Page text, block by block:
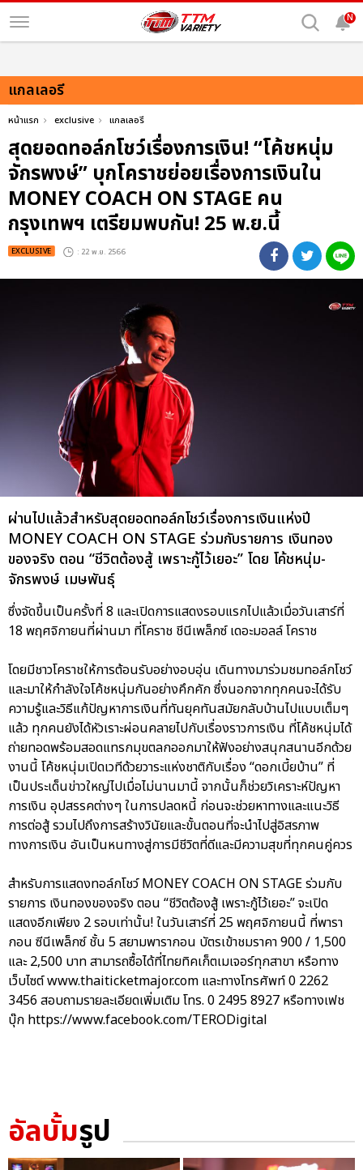
N
แกลเลอรี
หน้าแรก exclusive แกลเลอรี
สุดยอดทอล์กโชว์เรื่องการเงิน! “โค้ชหนุ่ม
จักรพงษ์” บุกโคราชย่อยเรื่องการเงินใน
MONEY COACH ON STAGE คน
กรุงเทพฯ เตรียมพบกัน! 25 พ.ย.นี้
EXCLUSIVE : 22 พ.ย. 2566
ผ่านไปแล้วสำหรับสุดยอดทอล์กโชว์เรื่องการเงินแห่งปี
MONEY COACH ON STAGE ร่วมกับรายการ เงินทอง
ของจริง ตอน “ชีวิตต้องสู้ เพราะกู้ไว้เยอะ” โดย โค้ชหนุ่ม-
จักรพงษ์ เมษพันธุ์
ซึ่งจัดขึ้นเป็นครั้งที่ 8 และเปิดการแสดงรอบแรกไปแล้วเมื่อวันเสาร์ที่
18 พฤศจิกายนที่ผ่านมา ที่โคราช ชีนีเพล็กซ์ เดอะมอลล์ โคราช
โดยมีชาวโคราชให้การต้อนรับอย่างอบอุ่น เดินทางมาร่วมชมทอล์กโชว์
และมาให้กำลังใจโค้ชหนุ่มกันอย่างคึกคัก ซึ่งนอกจากทุกคนจะได้รับ
ความรู้และวิธีแก้ปัญหาการเงินที่ทันยุคทันสมัยกลับบ้านไปแบบเต็มๆ
แล้ว ทุกคนยังได้หัวเราะผ่อนคลายไปกับเรื่องราวการเงิน ที่โค้ชหนุ่มได้
ถ่ายทอดพร้อมสอดแทรกมุขตลกออกมาให้ฟังอย่างสนุกสนานอีกด้วย
งานนี้ โค้ชหนุ่มเปิดเวทีด้วยวาระแห่งชาติกับเรื่อง “ดอกเบี้ยบ้าน” ที่
เป็นประเด็นข่าวใหญ่ไปเมื่อไม่นานมานี้ จากนั้นก็ช่วยวิเคราะห์ปัญหา
การเงิน อุปสรรคต่างๆ ในการปลดหนี้ ก่อนจะช่วยหาทางและแนะวิธี
การต่อสู้ รวมไปถึงการสร้างวินัยและขั้นตอนที่จะนำไปสู่อิสรภาพ
ทางการเงิน อันเป็นหนทางสู่การมีชีวิตที่ดีและมีความสุขที่ทุกคนคู่ควร
สำหรับการแสดงทอล์กโชว์ MONEY COACH ON STAGE ร่วมกับ
รายการ เงินทองของจริง ตอน “ชีวิตต้องสู้ เพราะกู้ไว้เยอะ” จะเปิด
แสดงอีกเพียง 2 รอบเท่านั้น! ในวันเสาร์ที่ 25 พฤศจิกายนนี้ ที่พารา
กอน ซีนีเพล็กซ์ ชั้น 5 สยามพารากอน บัตรเข้าชมราคา 900 / 1,500
และ 2,500 บาท สามารถซื้อได้ที่ไทยทิคเก็ตเมเจอร์ทุกสาขา หรือทาง
เว็บไซต์ www.thaiticketmajor.com และทางโทรศัพท์ 0 2262
3456 สอบถามรายละเอียดเพิ่มเติม โทร. 0 2495 8927 หรือทางเฟช
บุ๊ก https://www.facebook.com/TERODigital
อัลบั้มรูป